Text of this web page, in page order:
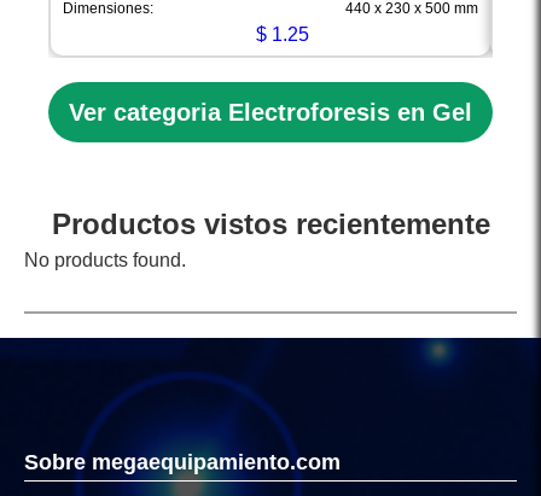
Dimensiones:
440 x 230 x 500 mm
$ 1.25
Ver categoria Electroforesis en Gel
Productos vistos recientemente
No products found.
Sobre megaequipamiento.com